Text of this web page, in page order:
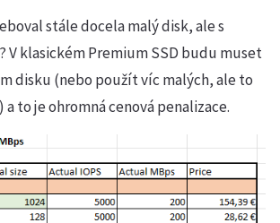
stále docela malý disk, ale s
V klasickém Premium SSD budu muset
disku (nebo použít víc malých, ale to
to je ohromná cenová penalizace.